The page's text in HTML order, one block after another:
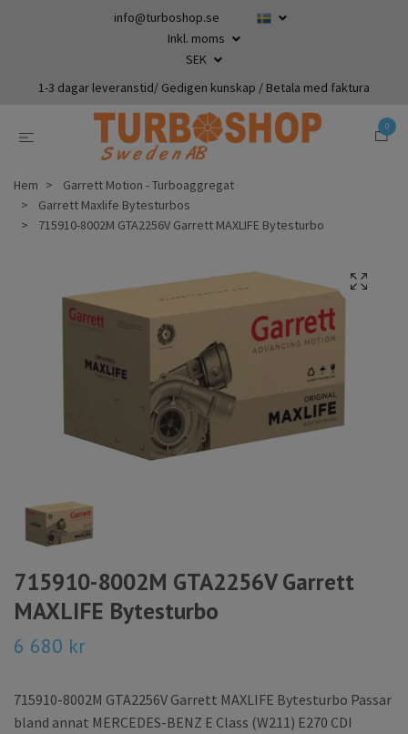
info@turboshop.se
Inkl. moms
SEK
1-3 dagar leveranstid/ Gedigen kunskap / Betala med faktura
0
Hem
Garrett Motion - Turboaggregat
Garrett Maxlife Bytesturbos
715910-8002M GTA2256V Garrett MAXLIFE Bytesturbo
715910-8002M GTA2256V Garrett
MAXLIFE Bytesturbo
6 680 kr
715910-8002M GTA2256V Garrett MAXLIFE Bytesturbo Passar
bland annat MERCEDES-BENZ E Class (W211) E270 CDI